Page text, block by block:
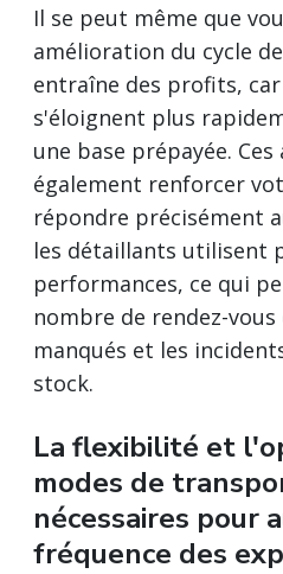
Il se peut même que
amélioration du cycle
entraîne des profits,
s'éloignent plus
une base prépayée.
également renforcer
répondre précisément
les détaillants utilisent
performances, ce qui
nombre de rendez-
manqués et les
stock.
La flexibilité et
modes de
nécessaires pour
fréquence des